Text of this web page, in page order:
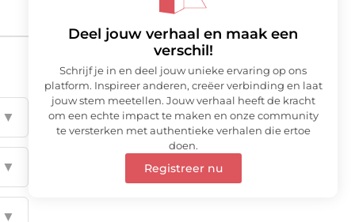
▼
▼
▼
Deel jouw verhaal en maak een
verschil!
Schrijf je in en deel jouw unieke ervaring op ons
platform. Inspireer anderen, creëer verbinding en laat
jouw stem meetellen. Jouw verhaal heeft de kracht
om een echte impact te maken en onze community
te versterken met authentieke verhalen die ertoe
doen.
Registreer nu